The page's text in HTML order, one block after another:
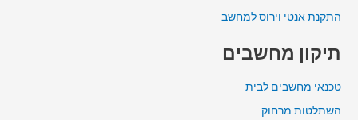
התקנת אנטי וירוס למחשב
תיקון מחשבים
טכנאי מחשבים לבית
השתלטות מרחוק